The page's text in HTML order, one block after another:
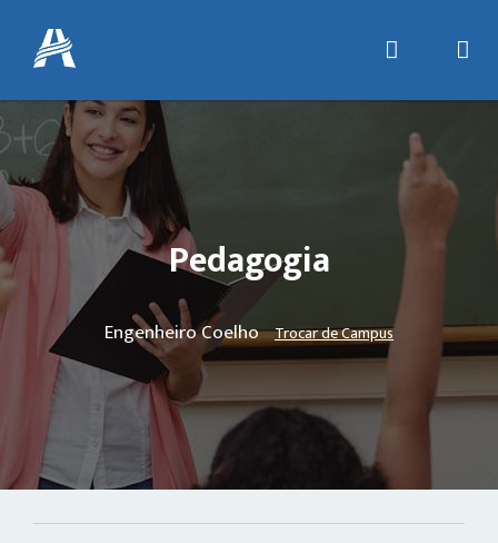
Pedagogia
Engenheiro Coelho Trocar de Campus